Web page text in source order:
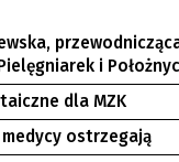
i
w Zielonej Górze,
Góra
dla MZK
ostrzegają